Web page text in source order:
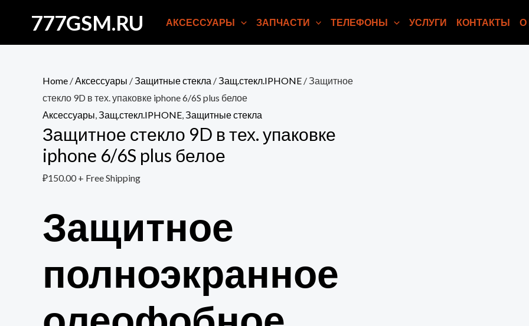
содержимому
777GSM.RU АКСЕССУАРЫ ЗАПЧАСТИ ТЕЛЕФОНЫ УСЛУГИ КОНТАКТЫ О
Home /Аксессуары /Защитные стекла /Защ.стекл.IPHONE / Защитное
стекло 9D в тех. упаковке iphone 6/6S plus белое
Аксессуары,Защ.стекл.IPHONE,Защитные стекла
Защитное стекло 9D в тех. упаковке
iphone 6/6S plus белое
₽150.00 + Free Shipping
Защитное
полноэкранное